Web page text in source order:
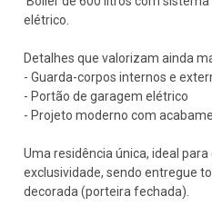
elétrico.
Detalhes que valorizam ainda
- Guarda-corpos internos e
- Portão de garagem elétrico
- Projeto moderno com
Uma residência única, ideal
exclusividade, sendo entregue
decorada (porteira fechada).